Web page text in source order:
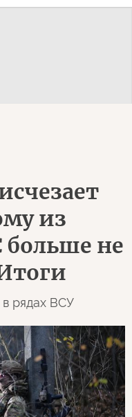
из
больше не
в рядах ВСУ